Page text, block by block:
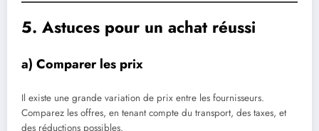
5. Astuces pour un achat réussi
a) Comparer les prix
Il existe une grande variation de prix entre les fournisseurs.
Comparez les offres, en tenant compte du transport, des taxes, et
des réductions possibles.